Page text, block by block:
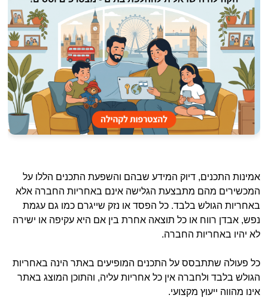
אמינות התכנים, דיוק המידע שבהם והשפעת התכנים הללו על
המכשירים מהם מתבצעת הגלישה אינם באחריות החברה אלא
באחריות הגולש בלבד. כל הפסד או נזק שייגרם כמו גם עגמת
נפש, אבדן רווח או כל תוצאה אחרת בין אם היא עקיפה או ישירה
לא יהיו באחריות החברה.
כל פעולה שתתבסס על התכנים המופיעים באתר הינה באחריות
הגולש בלבד ולחברה אין כל אחריות עליה, והתוכן המוצג באתר
אינו מהווה ייעוץ מקצועי.